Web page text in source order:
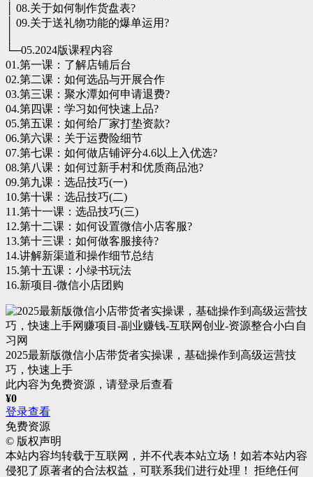
│ 08.关于如何制作货盘表?
│ 09.关于送礼物功能的爆单运用?
└─05.2024版课程内容
01.第一课：了解店铺后台
02.第二课：如何选品与开展合作
03.第三课：聚水潭如何申请退费?
04.第四课：学习如何快速上品?
05.第五课：如何给厂家打垫资款?
06.第六课：关于运费险细节
07.第七课：如何做店铺评分4.6以上入优选?
08.第八课：如何过新手村和优质商品池?
09.第九课：选品技巧(一)
10.第十课：选品技巧(二)
11.第十一课：选品技巧(三)
12.第十二课：如何设置微信小店客服?
13.第十三课：如何做客服接待?
14.讲解新渠道和操作细节总结
15.第十五课：小绿书玩法
16.新项目-微信小店团购
2025最新版微信小店带货者实操课，基础操作到高级运营技
巧，快速上手
此内容为免费资源，请登录后查看
¥0
登录查看
免费资源
© 版权声明
本站内容均转载于互联网，并不代表本站立场！如若本站内容
侵犯了原著者的合法权益，可联系我们进行处理！ 拒绝任何